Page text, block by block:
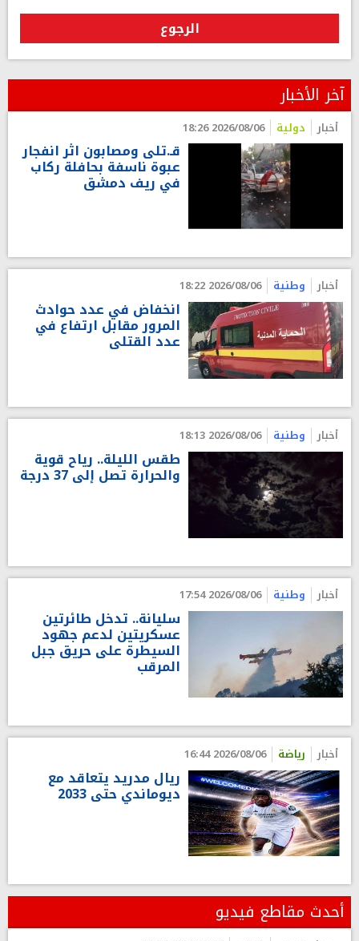
الرجوع
آخر الأخبار
أخبار دولية 2026/08/06 18:26
قـ.تلى ومصابون اثر انفجار
عبوة ناسفة بحافلة ركاب
في ريف دمشق
أخبار وطنية 2026/08/06 18:22
انخفاض في عدد حوادث
المرور مقابل ارتفاع في
عدد القتلى
أخبار وطنية 2026/08/06 18:13
طقس الليلة.. رياح قوية
والحرارة تصل إلى 37 درجة
أخبار وطنية 2026/08/06 17:54
سليانة.. تدخل طائرتين
عسكريتين لدعم جهود
السيطرة على حريق جبل
المرقب
أخبار رياضة 2026/08/06 16:44
ريال مدريد يتعاقد مع
ديوماندي حتى 2033
أحدث مقاطع فيديو